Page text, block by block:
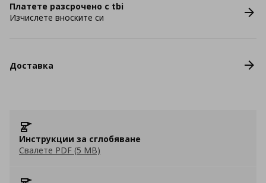
Платете разсрочено с tbi
Изчислете вноските си
Доставка
Инструкции за сглобяване
Свалете PDF (5 MB)